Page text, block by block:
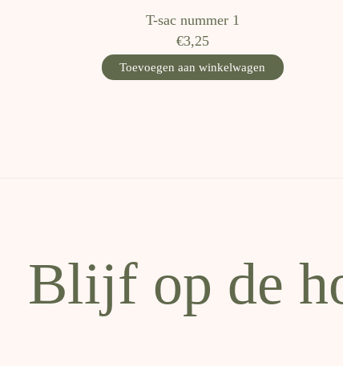
T-sac nummer 1
€3,25
Toevoegen aan winkelwagen
Blijf op de